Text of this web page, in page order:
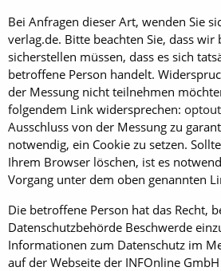
Bei Anfragen dieser Art, wenden Sie
verlag.de. Bitte beachten Sie, dass
sicherstellen müssen, dass es sich
betroffene Person handelt.
der Messung nicht teilnehmen
folgendem Link widersprechen:
Ausschluss von der Messung zu
notwendig, ein Cookie zu setzen.
Ihrem Browser löschen, ist es
Vorgang unter dem oben genannten
Die betroffene Person hat das Recht,
Datenschutzbehörde Beschwerde
Informationen zum Datenschutz im
auf der Webseite der INFOnline GmbH